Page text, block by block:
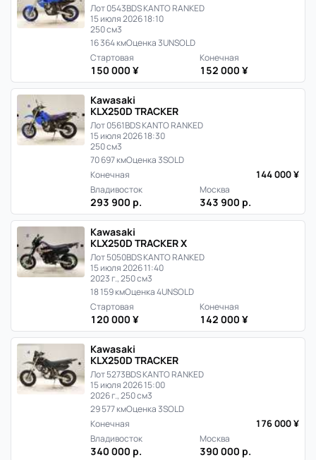
Лот 0543BDS KANTO RANKED
15 июля 2026 18:10
250 см3
16 364 кмОценка 3UNSOLD
Стартовая
150 000 ¥
Конечная
152 000 ¥
Kawasaki
KLX250D TRACKER
Лот 0561BDS KANTO RANKED
15 июля 2026 18:30
250 см3
70 697 кмОценка 3SOLD
Конечная
144 000 ¥
Владивосток
293 900 р.
Москва
343 900 р.
Kawasaki
KLX250D TRACKER X
Лот 5050BDS KANTO RANKED
15 июля 2026 11:40
2023 г., 250 см3
18 159 кмОценка 4UNSOLD
Стартовая
120 000 ¥
Конечная
142 000 ¥
Kawasaki
KLX250D TRACKER
Лот 5273BDS KANTO RANKED
15 июля 2026 15:00
2026 г., 250 см3
29 577 кмОценка 3SOLD
Конечная
176 000 ¥
Владивосток
340 000 р.
Москва
390 000 р.